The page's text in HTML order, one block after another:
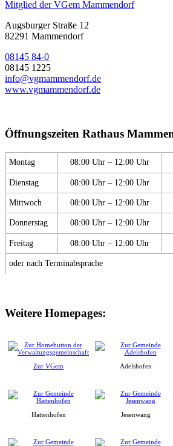
Mitglied der VGem Mammendorf
Augsburger Straße 12
82291 Mammendorf
08145 84-0
08145 1225
info@vgmammendorf.de
www.vgmammendorf.de
Öffnungszeiten Rathaus
Montag 08:00 Uhr – 12:00 Uhr
Dienstag 08:00 Uhr – 12:00 Uhr
Mittwoch 08:00 Uhr – 12:00 Uhr
Donnerstag 08:00 Uhr – 12:00 Uhr
Freitag 08:00 Uhr – 12:00 Uhr
oder nach Terminabsprache
Weitere Homepages:
Zur VGem Adelshofen
Hattenhofen Jesenwang